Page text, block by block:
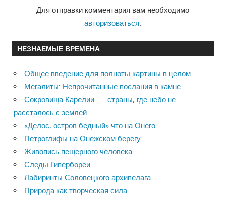
Для отправки комментария вам необходимо
авторизоваться
НЕЗНАЕМЫЕ ВРЕМЕНА
Общее введение для полноты картины в целом
Мегалиты: Непрочитанные послания в камне
Сокровища Карелии — страны, где небо не
рассталось с землей
«Делос, остров бедный» что на Онего…
Петроглифы на Онежском берегу
Живопись пещерного человека
Следы Гипербореи
Лабиринты Соловецкого архипелага
Природа как творческая сила